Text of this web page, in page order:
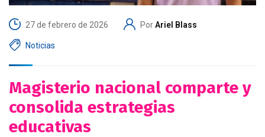
27 de febrero de 2026 PorAriel Blass
Noticias
Magisterio nacional comparte y
consolida estrategias
educativas